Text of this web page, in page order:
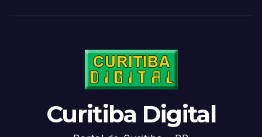
Curitiba Digital